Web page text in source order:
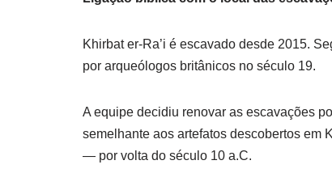
Khirbat er-Ra’i é escavado desde 2015.
por arqueólogos britânicos no século 19.
A equipe decidiu renovar as escavações
semelhante aos artefatos descobertos em
— por volta do século 10 a.C.